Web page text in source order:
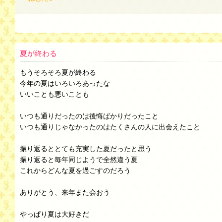
夏が終わる
もうそろそろ夏が終わる
今年の夏はいろいろあったな
いいことも悪いことも
いつも通りだったのは後悔ばかりだったこと
いつも通りじゃなかったのはたくさんの人に出会えたこと
振り返るととても充実した夏だったと思う
振り返ると毎年同じようで全然違う夏
これからどんな夏を過ごすのだろう
ありがとう、来年また会おう
やっぱり夏は大好きだ